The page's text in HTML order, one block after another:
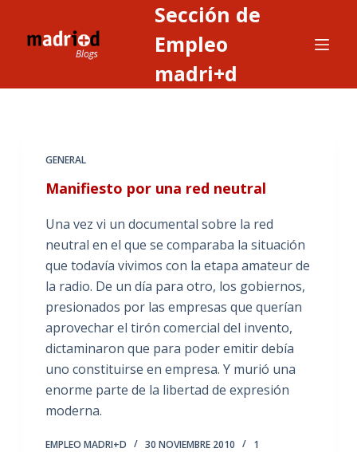
Sección de
Empleo
madri+d
GENERAL
Manifiesto por una red neutral
Una vez vi un documental sobre la red
neutral en el que se comparaba la situación
que todavía vivimos con la etapa amateur de
la radio. De un día para otro, los gobiernos,
presionados por las empresas que querían
aprovechar el tirón comercial del invento,
dictaminaron que para poder emitir debía
uno constituirse en empresa. Y murió una
enorme parte de la libertad de expresión
moderna.
EMPLEO MADRI+D 30 NOVIEMBRE 2010
1